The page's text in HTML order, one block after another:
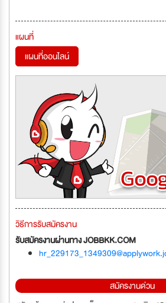
แผนที่
แผนที่ออนไลน์
วิธีการรับสมัครงาน
รับสมัครงานผ่านทาง JOBBKK.COM
สมัครงานด่วน